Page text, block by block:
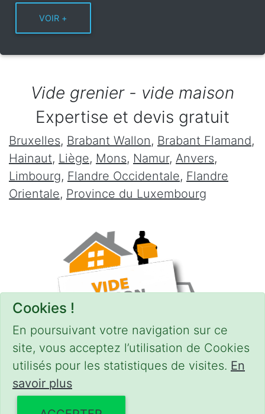
Cookies !
En poursuivant votre navigation sur ce
site, vous acceptez l’utilisation de Cookies
utilisés pour les statistiques de visites. En
savoir plus
Vide grenier - vide maison
Expertise et devis gratuit
Bruxelles, Brabant Wallon, Brabant Flamand,
Hainaut, Liège, Mons, Namur, Anvers,
Limbourg, Flandre Occidentale, Flandre
Orientale, Province du Luxembourg
CONDITIONS-